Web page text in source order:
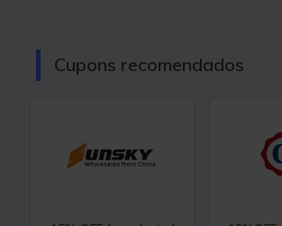
Cupons recomendados